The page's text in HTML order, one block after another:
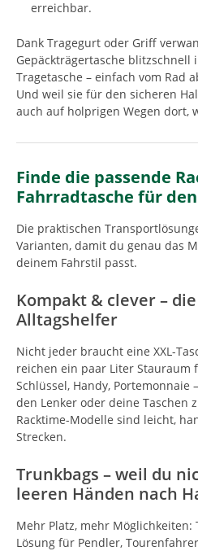
erreichbar.
Dank Tragegurt oder Griff
Gepäckträgertasche blitzschnell
Tragetasche – einfach vom Rad
Und weil sie für den sicheren
auch auf holprigen Wegen dort,
Finde die passende
Fahrradtasche für
Die praktischen
Varianten, damit du genau das
deinem Fahrstil passt.
Kompakt & clever –
Alltagshelfer
Nicht jeder braucht eine XXL-
reichen ein paar Liter Stauraum
Schlüssel, Handy, Portemonnaie
den Lenker oder deine Taschen
Racktime-Modelle sind leicht,
Strecken.
Trunkbags – weil du
leeren Händen nach
Mehr Platz, mehr
Lösung für Pendler,